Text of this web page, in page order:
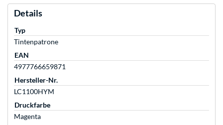
Details
Typ
Tintenpatrone
EAN
4977766659871
Hersteller-Nr.
LC1100HYM
Druckfarbe
Magenta